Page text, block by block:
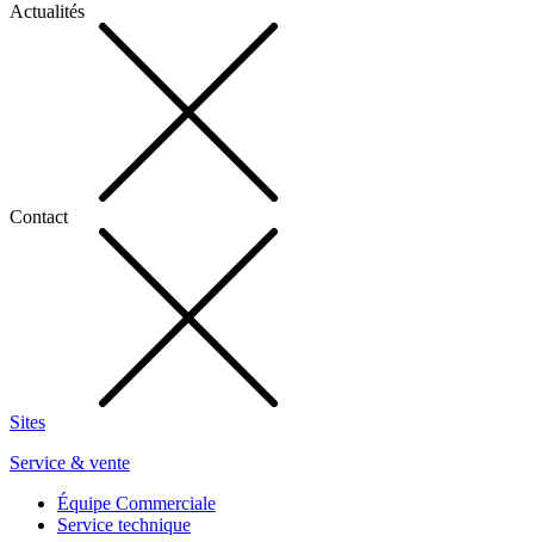
Actualités
Contact
Sites
Service & vente
Équipe Commerciale
Service technique